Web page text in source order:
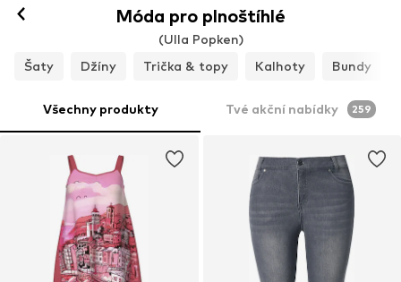
Móda pro plnoštíhlé
(Ulla Popken)
Šaty
Džíny Trička & topy Kalhoty Bundy
Všechny produkty Tvé akční nabídky 259